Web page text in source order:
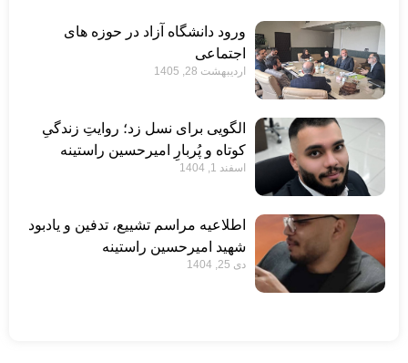
ورود دانشگاه آزاد در حوزه های
اجتماعی
اردیبهشت 28, 1405
الگویی برای نسل زد؛ روایتِ زندگیِ
کوتاه و پُربارِ امیرحسین راستینه
اسفند 1, 1404
اطلاعیه مراسم تشییع، تدفین و یادبود
شهید امیرحسین راستینه
دی 25, 1404